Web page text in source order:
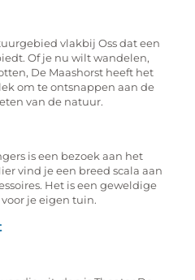
vlakbij Oss dat een
Of je nu wilt wandelen,
De Maashorst heeft het
om te ontsnappen aan de
van de natuur.
is een bezoek aan het
vind je een breed scala aan
Het is een geweldige
je eigen tuin.